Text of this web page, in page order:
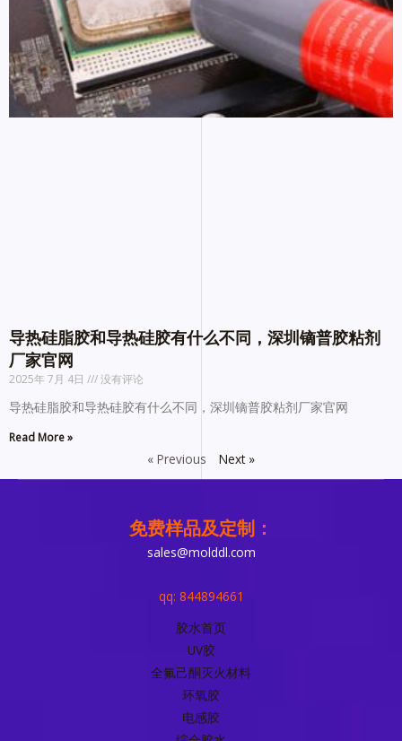
导热硅脂胶和导热硅胶有什么不同，深圳镝普胶粘剂
厂家官网
2025年 7月 4日 没有评论
导热硅脂胶和导热硅胶有什么不同，深圳镝普胶粘剂厂家官网
Read More »
« Previous Next »
免费样品及定制：
sales@molddl.com
qq: 844894661
胶水首页
UV胶
全氟己酮灭火材料
环氧胶
电感胶